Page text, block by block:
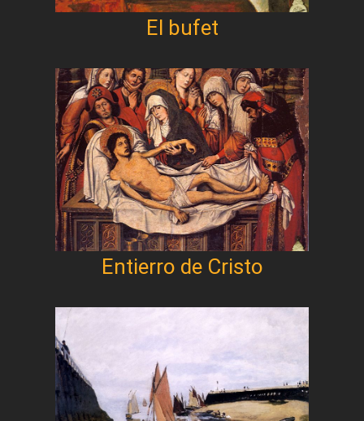
El bufet
Entierro de Cristo